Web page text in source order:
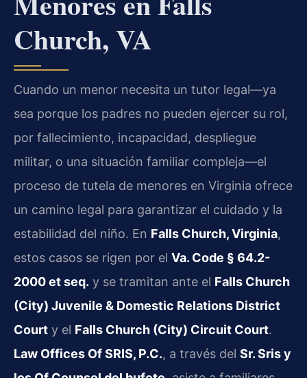
Church, VA
Cuando un menor necesita un tutor legal—ya
sea porque los padres no pueden ejercer su rol,
por fallecimiento, incapacidad, despliegue
militar, o una situación familiar compleja—el
proceso de tutela de menores en Virginia ofrece
un camino legal para garantizar el cuidado y la
estabilidad del niño. En Falls Church, Virginia,
estos casos se rigen por el Va. Code § 64.2-
2000 et seq. y se tramitan ante el Falls Church
(City) Juvenile & Domestic Relations District
Court y el Falls Church (City) Circuit Court.
Law Offices Of SRIS, P.C., a través del Sr. Sris y